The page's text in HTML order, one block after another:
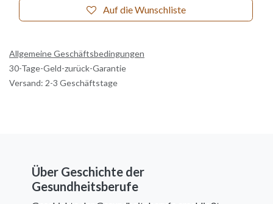
Auf die Wunschliste
Allgemeine Geschäftsbedingungen
30-Tage-Geld-zurück-Garantie
Versand: 2-3 Geschäftstage
Über Geschichte der
Gesundheitsberufe